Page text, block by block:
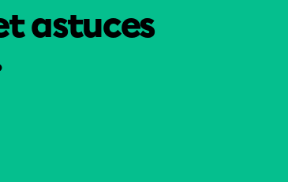
astuces